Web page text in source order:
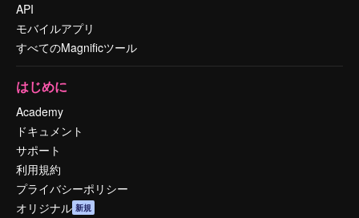
API
モバイルアプリ
すべてのMagnificツール
はじめに
Academy
ドキュメント
サポート
利用規約
プライバシーポリシー
オリジナル 新規